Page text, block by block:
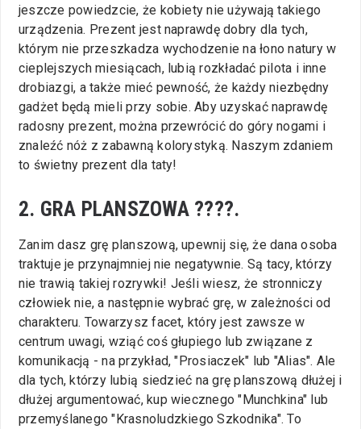
jeszcze powiedzcie, że kobiety nie używają takiego
urządzenia. Prezent jest naprawdę dobry dla tych,
którym nie przeszkadza wychodzenie na łono natury w
cieplejszych miesiącach, lubią rozkładać pilota i inne
drobiazgi, a także mieć pewność, że każdy niezbędny
gadżet będą mieli przy sobie. Aby uzyskać naprawdę
radosny prezent, można przewrócić do góry nogami i
znaleźć nóż z zabawną kolorystyką. Naszym zdaniem
to świetny prezent dla taty!
2. GRA PLANSZOWA ????.
Zanim dasz grę planszową, upewnij się, że dana osoba
traktuje je przynajmniej nie negatywnie. Są tacy, którzy
nie trawią takiej rozrywki! Jeśli wiesz, że stronniczy
człowiek nie, a następnie wybrać grę, w zależności od
charakteru. Towarzysz facet, który jest zawsze w
centrum uwagi, wziąć coś głupiego lub związane z
komunikacją - na przykład, "Prosiaczek" lub "Alias". Ale
dla tych, którzy lubią siedzieć na grę planszową dłużej i
dłużej argumentować, kup wiecznego "Munchkina" lub
przemyślanego "Krasnoludzkiego Szkodnika". To